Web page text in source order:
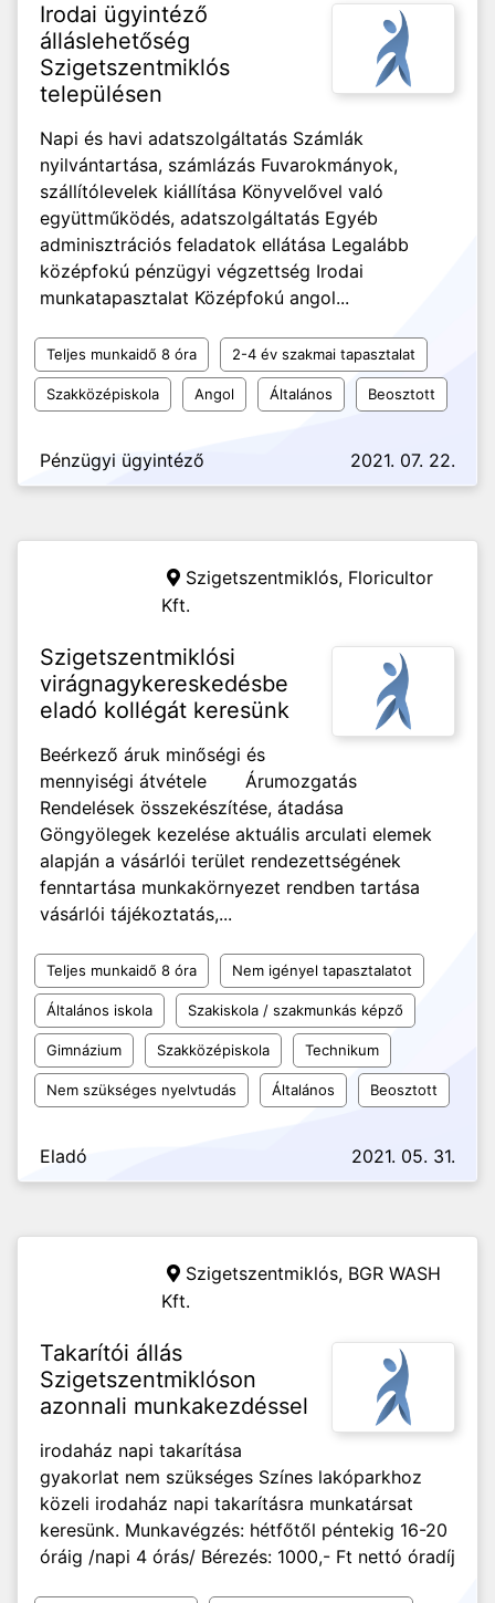
Irodai ügyintéző
álláslehetőség
Szigetszentmiklós
településen
Napi és havi adatszolgáltatás Számlák
nyilvántartása, számlázás Fuvarokmányok,
szállítólevelek kiállítása Könyvelővel való
együttműködés, adatszolgáltatás Egyéb
adminisztrációs feladatok ellátása Legalább
középfokú pénzügyi végzettség Irodai
munkatapasztalat Középfokú angol...
Teljes munkaidő 8 óra 2-4 év szakmai tapasztalat
Szakközépiskola Angol Általános Beosztott
Pénzügyi ügyintéző 2021. 07. 22.
Szigetszentmiklós, Floricultor
Kft.
Szigetszentmiklósi
virágnagykereskedésbe
eladó kollégát keresünk
Beérkező áruk minőségi és
mennyiségi átvétele Árumozgatás
Rendelések összekészítése, átadása
Göngyölegek kezelése aktuális arculati elemek
alapján a vásárlói terület rendezettségének
fenntartása munkakörnyezet rendben tartása
vásárlói tájékoztatás,...
Teljes munkaidő 8 óra Nem igényel tapasztalatot
Általános iskola Szakiskola / szakmunkás képző
Gimnázium Szakközépiskola Technikum
Nem szükséges nyelvtudás Általános Beosztott
Eladó 2021. 05. 31.
Szigetszentmiklós, BGR WASH
Kft.
Takarítói állás
Szigetszentmiklóson
azonnali munkakezdéssel
irodaház napi takarítása
gyakorlat nem szükséges Színes lakóparkhoz
közeli irodaház napi takarításra munkatársat
keresünk. Munkavégzés: hétfőtől péntekig 16-20
óráig /napi 4 órás/ Bérezés: 1000,- Ft nettó óradíj